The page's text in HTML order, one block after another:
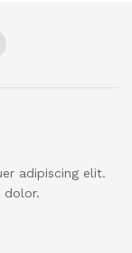
adipiscing elit.
dolor.